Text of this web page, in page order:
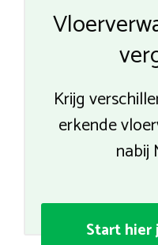
Krijg
erkende
nabij
Start hier